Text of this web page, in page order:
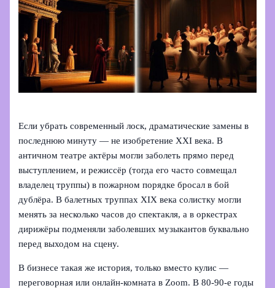
Если убрать современный лоск, драматические замены в
последнюю минуту — не изобретение XXI века. В
античном театре актёры могли заболеть прямо перед
выступлением, и режиссёр (тогда его часто совмещал
владелец труппы) в пожарном порядке бросал в бой
дублёра. В балетных труппах XIX века солистку могли
менять за несколько часов до спектакля, а в оркестрах
дирижёры подменяли заболевших музыкантов буквально
перед выходом на сцену.
В бизнесе такая же история, только вместо кулис —
переговорная или онлайн‑комната в Zoom. В 80‑90‑е годы